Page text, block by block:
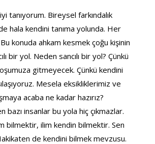
tanıyorum. Bireysel farkındalık
hala kendini tanıma yolunda. Her
konuda ahkam kesmek çoğu kişinin
bir yol. Neden sancılı bir yol? Çünkü
gitmeyecek. Çünkü kendini
Mesela eksikliklerimiz ve
acaba ne kadar hazırız?
insanlar bu yola hiç çıkmazlar.
bilmektir, ilim kendin bilmektir. Sen
de kendini bilmek mevzusu.